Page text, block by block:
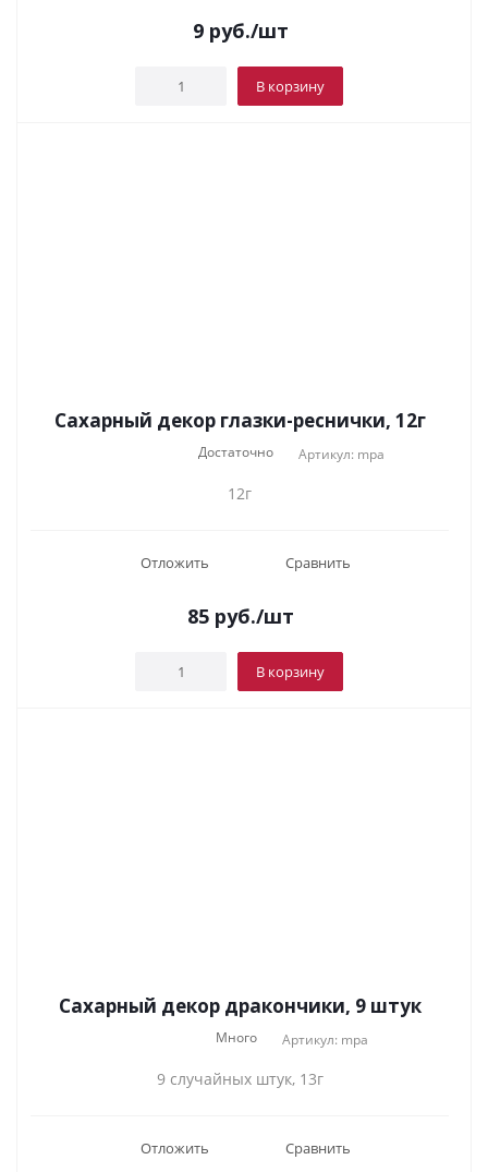
9руб./шт
В корзину
Сахарный декор глазки-реснички, 12г
Достаточно Артикул: mpa
12г
Отложить Сравнить
85руб./шт
В корзину
Сахарный декор дракончики, 9 штук
Много Артикул: mpa
9 случайных штук, 13г
Отложить Сравнить